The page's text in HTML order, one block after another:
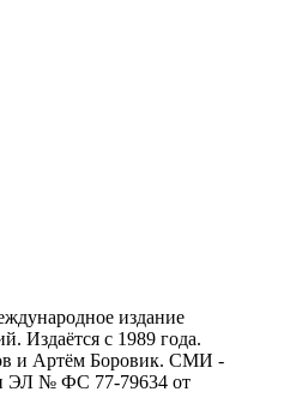
издание
Издаётся с 1989 года.
и Артём Боровик. CМИ -
ЭЛ № ФС 77-79634 от